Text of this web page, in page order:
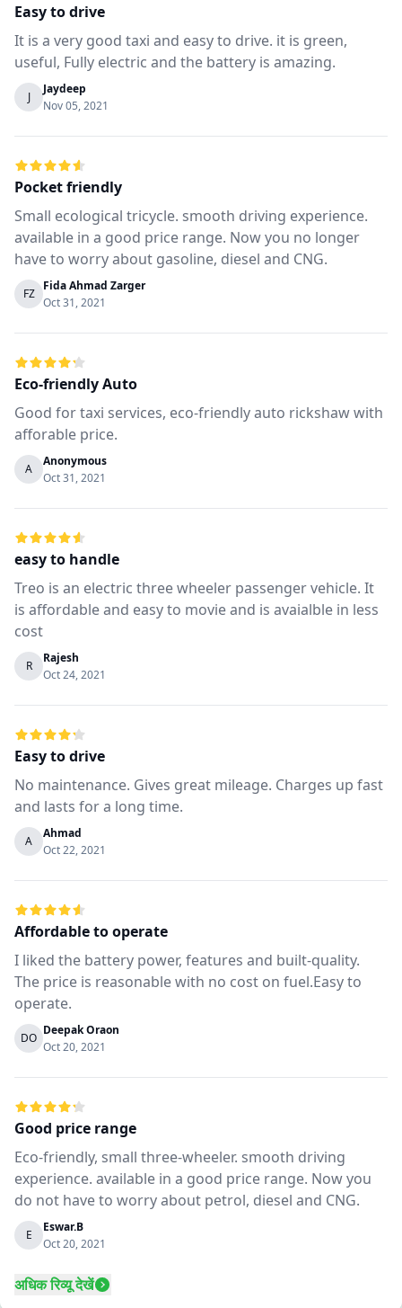
Easy to drive
It is a very good taxi and easy to drive. it is green,
useful, Fully electric and the battery is amazing.
J
Jaydeep
Nov 05, 2021
Pocket friendly
Small ecological tricycle. smooth driving experience.
available in a good price range. Now you no longer
have to worry about gasoline, diesel and CNG.
FZ
Fida Ahmad Zarger
Oct 31, 2021
Eco-friendly Auto
Good for taxi services, eco-friendly auto rickshaw with
afforable price.
A
Anonymous
Oct 31, 2021
easy to handle
Treo is an electric three wheeler passenger vehicle. It
is affordable and easy to movie and is avaialble in less
cost
R
Rajesh
Oct 24, 2021
Easy to drive
No maintenance. Gives great mileage. Charges up fast
and lasts for a long time.
A
Ahmad
Oct 22, 2021
Affordable to operate
I liked the battery power, features and built-quality.
The price is reasonable with no cost on fuel.Easy to
operate.
DO
Deepak Oraon
Oct 20, 2021
Good price range
Eco-friendly, small three-wheeler. smooth driving
experience. available in a good price range. Now you
do not have to worry about petrol, diesel and CNG.
E
Eswar.B
Oct 20, 2021
अधिक रिव्यू देखें